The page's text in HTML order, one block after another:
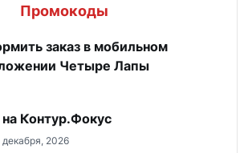
Промокоды
заказ в мобильном
Четыре Лапы
Контур.Фокус
2026